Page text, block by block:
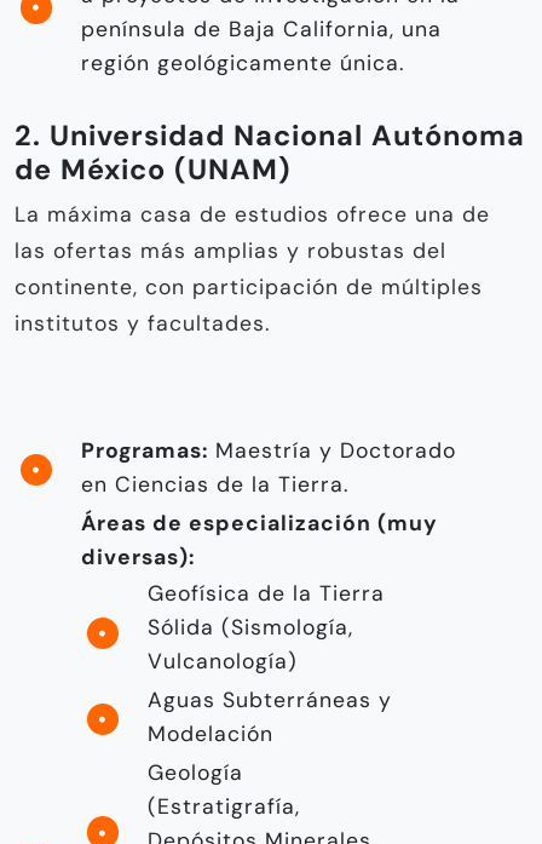
península de Baja California, una
región geológicamente única.
2. Universidad Nacional Autónoma
de México (UNAM)
La máxima casa de estudios ofrece una de
las ofertas más amplias y robustas del
continente, con participación de múltiples
institutos y facultades.
Programas: Maestría y Doctorado
en Ciencias de la Tierra.
Áreas de especialización (muy
diversas):
Geofísica de la Tierra
Sólida (Sismología,
Vulcanología)
Aguas Subterráneas y
Modelación
Geología
(Estratigrafía,